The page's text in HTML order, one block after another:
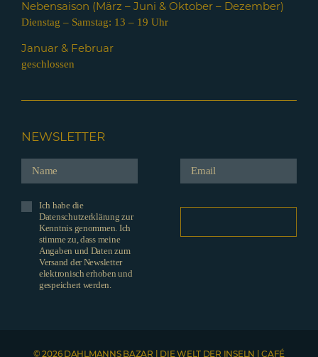
Nebensaison (März – Juni & Oktober – Dezember)
Dienstag – Samstag: 13 – 19 Uhr
Januar & Februar
geschlossen
NEWSLETTER
Ich habe die
Datenschutzerklärung zur
Kenntnis genommen. Ich
stimme zu, dass meine
Angaben und Daten zum
Versand der Newsletter
elektronisch erhoben und
gespeichert werden.
© 2026 DAHLMANNS BAZAR | DIE WELT DER INSELN | CAFÉ